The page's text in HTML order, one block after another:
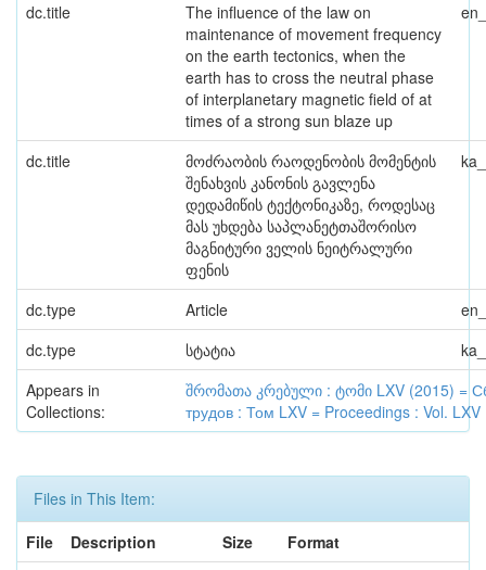
dc.title
The influence of the law on
maintenance of movement frequency
on the earth tectonics, when the
earth has to cross the neutral phase
of interplanetary magnetic field of at
times of a strong sun blaze up
dc.title
მოძრაობის რაოდენობის მომენტის
შენახვის კანონის გავლენა
დედამიწის ტექტონიკაზე, როდესაც
მას უხდება საპლანეტთაშორისო
მაგნიტური ველის ნეიტრალური
ფენის
dc.type Article
dc.type
სტატია
Appears in
Collections:
შრომათა კრებული : ტომი LXV (2015) =
трудов : Том LXV = Proceedings : Vol. LXV
Files in This Item:
File
Description Size
Format